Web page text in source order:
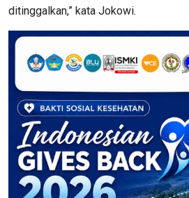
ditinggalkan,” kata Jokowi.